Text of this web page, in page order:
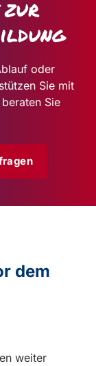
oder
Sie mit
Sie
dem
weiter